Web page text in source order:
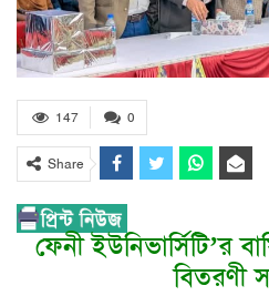
0
147
Share
ফেনী ইউনিভার্সিটি’র
বিতরণী